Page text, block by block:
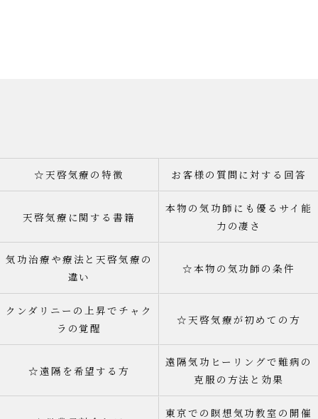
☆天啓気療の特徴 お客様の質問に対する回答
天啓気療に関する書籍
本物の気功師にも優るサイ能
力の凄さ
気功治療や療法と天啓気療の
違い
☆本物の気功師の条件
クンダリニーの上昇でチャク
ラの覚醒
☆天啓気療が初めての方
☆遠隔を希望する方
遠隔気功ヒーリングで難病の
克服の方法と効果
東京での瞑想気功教室の開催